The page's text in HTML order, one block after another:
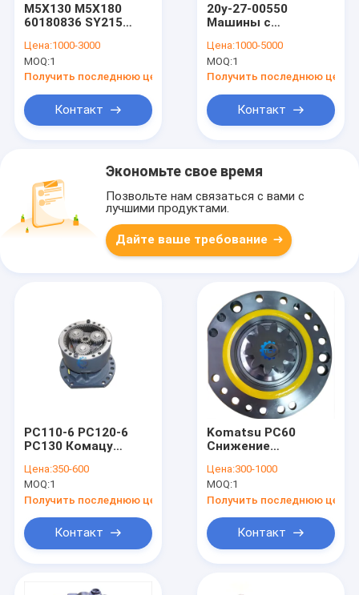
M5X130 M5X180
60180836 SY215
прокатом
B229900003821
Цена:1000-3000
MOQ:1
Получить последнюю цену
Контакт
20y-27-00550
Машины с
редуктора
экскаватора,
сборка конечного
Цена:1000-5000
MOQ:1
Получить последнюю цену
Контакт
Экономьте свое время
Позвольте нам связаться с вами с
лучшими продуктами.
Дайте ваше требование
PC110-6 PC120-6
PC130 Комацу
качающая
редукторная
коробка 203-26-
00150
Цена:350-600
MOQ:1
Получить последнюю цену
Контакт
Komatsu PC60
Снижение
передач
Устройство
экскаватора
2012600040 201-26-
00060
Цена:300-1000
MOQ:1
Получить последнюю цену
Контакт